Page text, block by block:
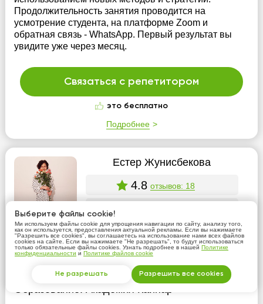
Продолжительность занятия проводится на
усмотрение студента, на платформе Zoom и
обратная связь - WhatsApp. Первый результат вы
увидите уже через месяц.
Связаться с репетитором
это бесплатно
Подробнее
Естер Жунисбекова
4.8 отзывов: 18
Алматы
Образование: Академия Кайнар
Выберите файлы cookie!
Ми используем файлы cookie для упрощения навигации по сайту, анализу того,
как он используется, предоставления актуальной рекламы. Если вы нажимаете
"Разрешить все cookies", вы соглашаетесь на использование нами всех файлов
cookies на сайте. Если вы нажимаете "Не разрешать", то будут использоваться
только обязательные файлы cookies. Узнать подробнее в нашей Политике
конфиденциальности и Политике файлов cookie
Разрешить все cookies
Не разрешать